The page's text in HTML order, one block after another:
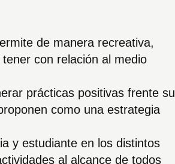
de manera recreativa,
con relación al medio
prácticas positivas frente su
como una estrategia
y estudiante en los distintos
al alcance de todos